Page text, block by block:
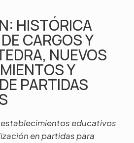
HISTÓRICA
CARGOS Y
NUEVOS
Y
PARTIDAS
establecimientos educativos
en partidas para